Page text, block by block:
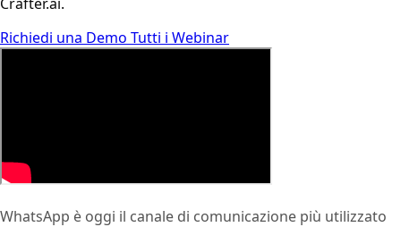
Richiedi una Demo Tutti i Webinar
WhatsApp è oggi il canale di comunicazione più utilizzato